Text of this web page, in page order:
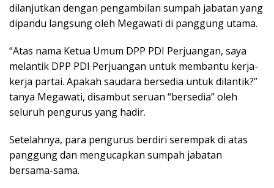
dilanjutkan dengan pengambilan sumpah jabatan yang
dipandu langsung oleh Megawati di panggung utama.
“Atas nama Ketua Umum DPP PDI Perjuangan, saya
melantik DPP PDI Perjuangan untuk membantu kerja-
kerja partai. Apakah saudara bersedia untuk dilantik?”
tanya Megawati, disambut seruan “bersedia” oleh
seluruh pengurus yang hadir.
Setelahnya, para pengurus berdiri serempak di atas
panggung dan mengucapkan sumpah jabatan
bersama-sama.